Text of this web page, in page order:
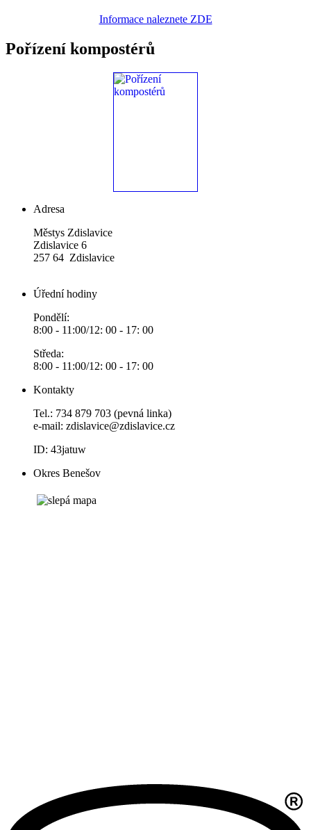
Informace naleznete ZDE
Pořízení kompostérů
Adresa
Městys Zdislavice
Zdislavice 6
257 64 Zdislavice
Úřední hodiny
Pondělí:
8:00 - 11:00/12: 00 - 17: 00
Středa:
8:00 - 11:00/12: 00 - 17: 00
Kontakty
Tel.: 734 879 703 (pevná linka)
e-mail: zdislavice@zdislavice.cz
ID: 43jatuw
Okres Benešov